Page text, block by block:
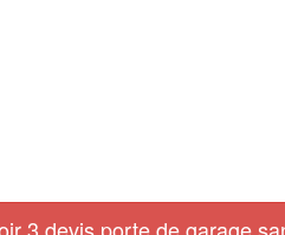
3 devis porte de garage